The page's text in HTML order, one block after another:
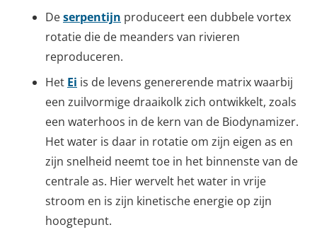
Deserpentijn produceert een dubbele vortex
rotatie die de meanders van rivieren
reproduceren.
Het Ei is de levens genererende matrix waarbij
een zuilvormige draaikolk zich ontwikkelt, zoals
een waterhoos in de kern van de Biodynamizer.
Het water is daar in rotatie om zijn eigen as en
zijn snelheid neemt toe in het binnenste van de
centrale as. Hier wervelt het water in vrije
stroom en is zijn kinetische energie op zijn
hoogtepunt.